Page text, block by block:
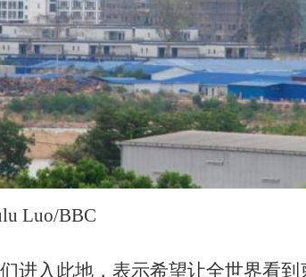
Luo/BBC
进入此地，表示希望让全世界看